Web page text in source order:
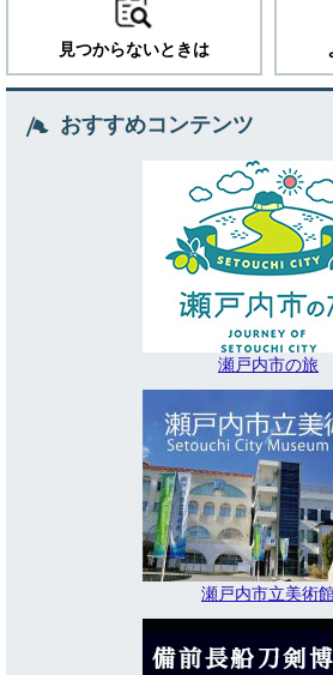
見つからないときは
おすすめコンテンツ
瀬戸内市の旅
瀬戸内市立美術